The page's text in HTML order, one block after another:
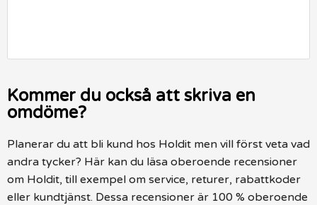
Kommer du också att skriva en
omdöme?
Planerar du att bli kund hos Holdit men vill först veta vad
andra tycker? Här kan du läsa oberoende recensioner
om Holdit, till exempel om service, returer, rabattkoder
eller kundtjänst. Dessa recensioner är 100 % oberoende